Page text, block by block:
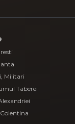
Militari
Taberei